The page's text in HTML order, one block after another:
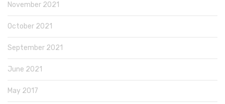
November 2021
October 2021
September 2021
June 2021
May 2017